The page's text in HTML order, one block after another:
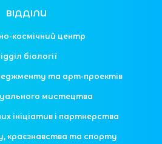
ВІДДІЛИ
космічний центр
біології
та арт-проектів
мистецтва
ініціатив і партнерства
краєзнавства та спорту